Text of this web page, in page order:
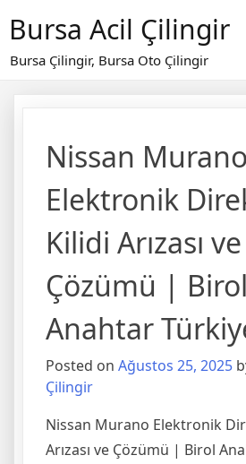
content
Bursa Acil Çilingir
Bursa Çilingir, Bursa Oto Çilingir
Nissan Murano
Elektronik
Kilidi Arızası ve
Çözümü | Birol
Anahtar
Posted on Ağustos 25, 2025
Çilingir
Nissan Murano Elektronik
Arızası ve Çözümü | Birol